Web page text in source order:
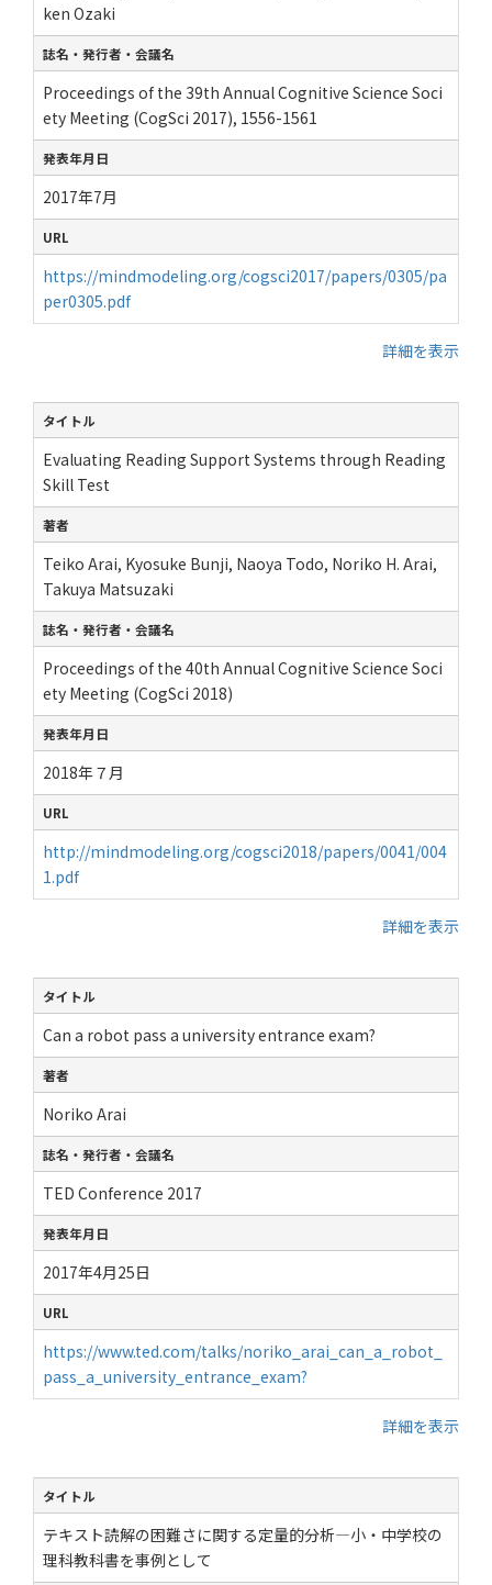
ken Ozaki
誌名・発行者・会議名
Proceedings of the 39th Annual Cognitive Science Soci
ety Meeting (CogSci 2017), 1556-1561
発表年月日
2017年7月
URL
https://mindmodeling.org/cogsci2017/papers/0305/pa
per0305.pdf
詳細を表示
タイトル
Evaluating Reading Support Systems through Reading
Skill Test
著者
Teiko Arai, Kyosuke Bunji, Naoya Todo, Noriko H. Arai,
Takuya Matsuzaki
誌名・発行者・会議名
Proceedings of the 40th Annual Cognitive Science Soci
ety Meeting (CogSci 2018)
発表年月日
2018年７月
URL
http://mindmodeling.org/cogsci2018/papers/0041/004
1.pdf
詳細を表示
タイトル
Can a robot pass a university entrance exam?
著者
Noriko Arai
誌名・発行者・会議名
TED Conference 2017
発表年月日
2017年4月25日
URL
https://www.ted.com/talks/noriko_arai_can_a_robot_
pass_a_university_entrance_exam?
詳細を表示
タイトル
テキスト読解の困難さに関する定量的分析―小・中学校の
理科教科書を事例として